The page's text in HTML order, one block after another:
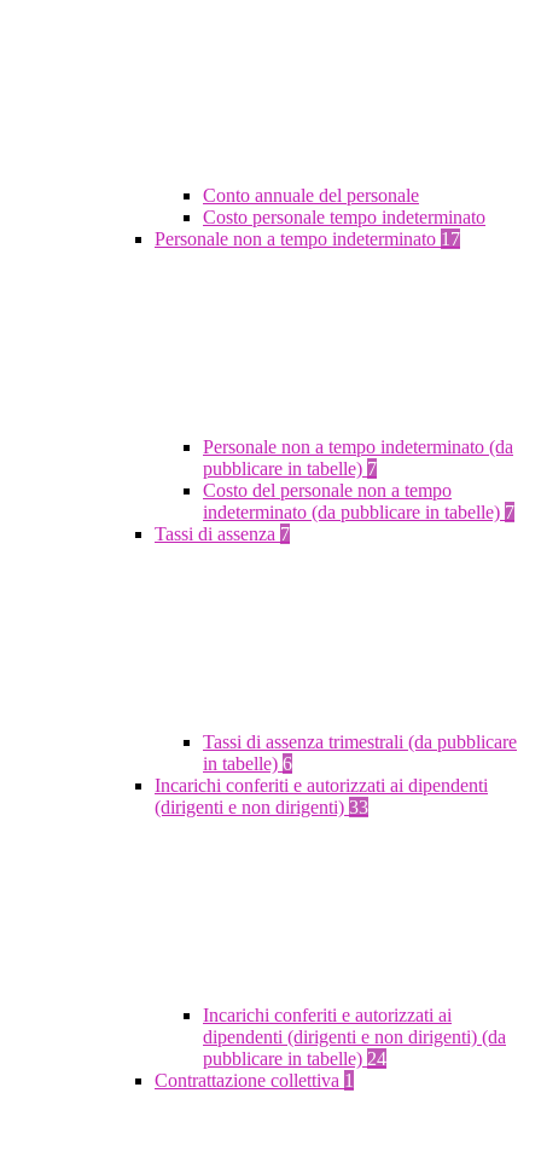
Conto annuale del personale
Costo personale tempo indeterminato
Personale non a tempo indeterminato 17
Personale non a tempo indeterminato (da
pubblicare in tabelle) 7
Costo del personale non a tempo
indeterminato (da pubblicare in tabelle) 7
Tassi di assenza 7
Tassi di assenza trimestrali (da pubblicare
in tabelle) 6
Incarichi conferiti e autorizzati ai dipendenti
(dirigenti e non dirigenti) 33
Incarichi conferiti e autorizzati ai
dipendenti (dirigenti e non dirigenti) (da
pubblicare in tabelle) 24
Contrattazione collettiva 1